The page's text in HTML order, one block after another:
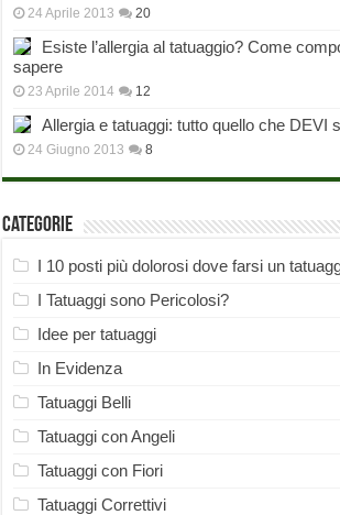
24 Aprile 2013 20
Esiste l’allergia al tatuaggio? Come
sapere
23 Aprile 2014 12
Allergia e tatuaggi: tutto quello che DEVI
24 Giugno 2013 8
Categorie
I 10 posti più dolorosi dove farsi un
I Tatuaggi sono Pericolosi?
Idee per tatuaggi
In Evidenza
Tatuaggi Belli
Tatuaggi con Angeli
Tatuaggi con Fiori
Tatuaggi Correttivi